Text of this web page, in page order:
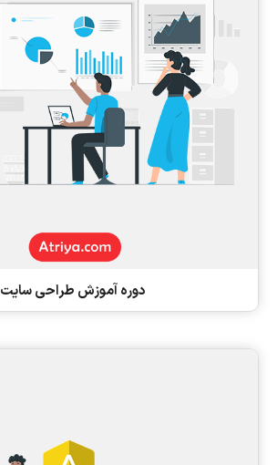
دوره آموزش طراحی سایت